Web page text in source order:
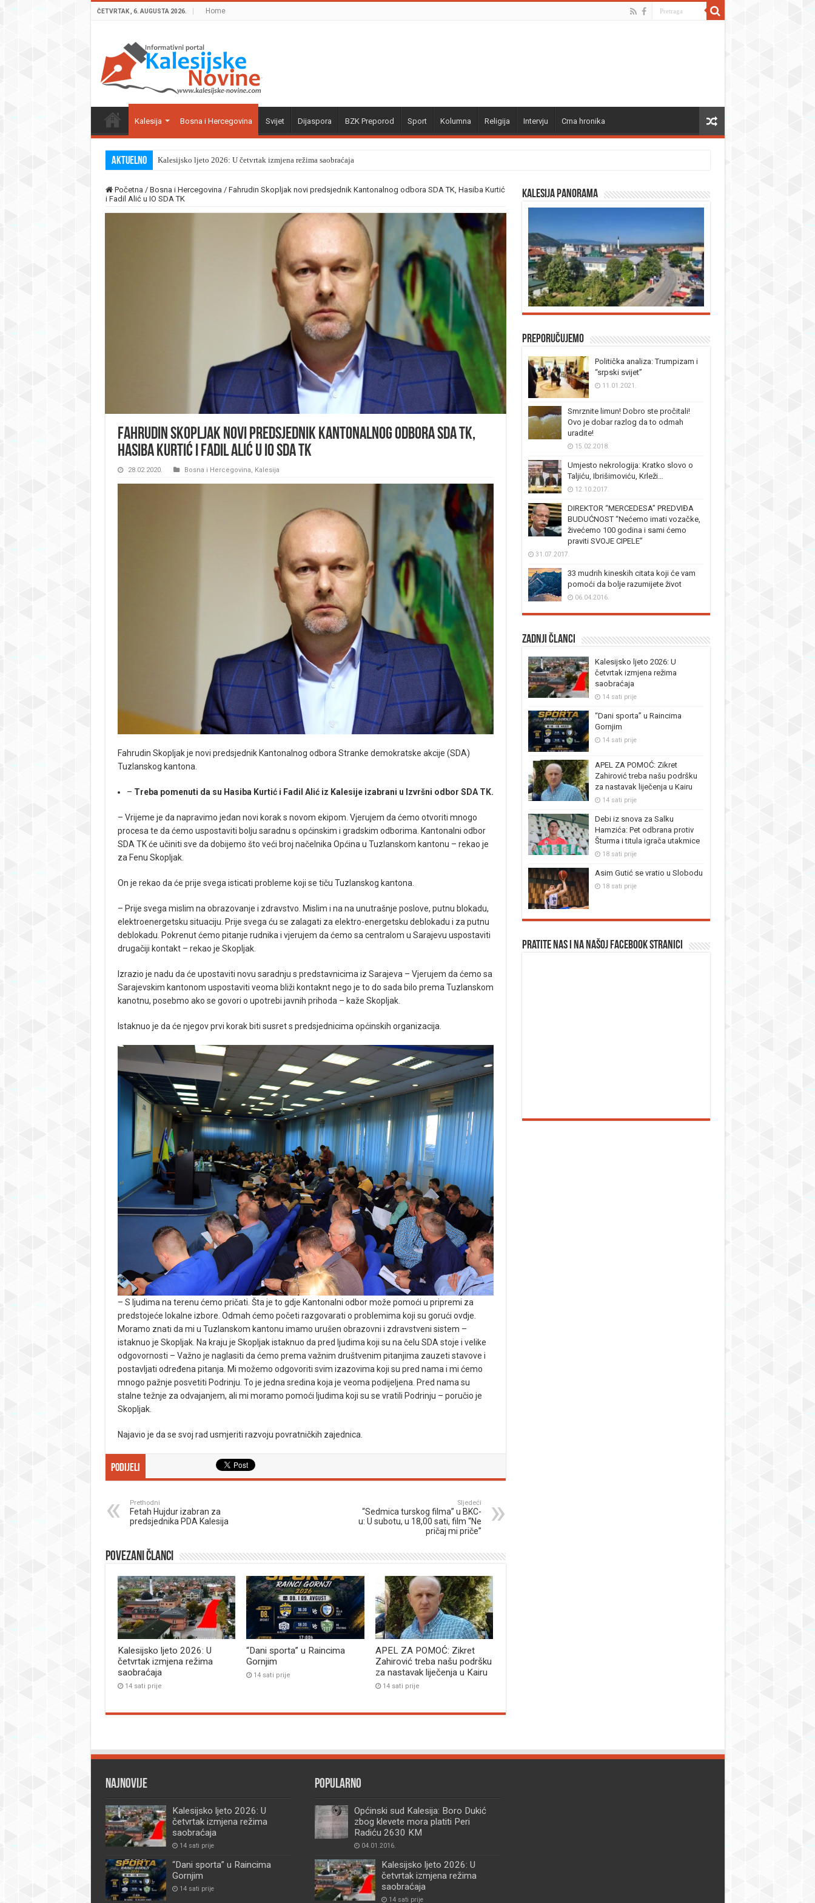
ČETVRTAK , 6. AUGUSTA 2026. Home
Kalesija Bosna i Hercegovina Svijet Dijaspora BZK Preporod Sport Kolumna Religija Intervju Crna hronika
Aktuelno Kalesijsko ljeto 2026: U četvrtak izmjena režima saobraćaja
Početna / Bosna i Hercegovina / Fahrudin Skopljak novi predsjednik Kantonalnog odbora SDA TK, Hasiba Kurtić
i Fadil Alić u IO SDA TK
Fahrudin Skopljak novi predsjednik Kantonalnog odbora SDA TK,
Hasiba Kurtić i Fadil Alić u IO SDA TK
28.02.2020. Bosna i Hercegovina, Kalesija
Fahrudin Skopljak je novi predsjednik Kantonalnog odbora Stranke demokratske akcije (SDA)
Tuzlanskog kantona.
– Treba pomenuti da su Hasiba Kurtić i Fadil Alić iz Kalesije izabrani u Izvršni odbor SDA TK.
– Vrijeme je da napravimo jedan novi korak s novom ekipom. Vjerujem da ćemo otvoriti mnogo
procesa te da ćemo uspostaviti bolju saradnu s općinskim i gradskim odborima. Kantonalni odbor
SDA TK će učiniti sve da dobijemo što veći broj načelnika Općina u Tuzlanskom kantonu – rekao je
za Fenu Skopljak.
On je rekao da će prije svega isticati probleme koji se tiču Tuzlanskog kantona.
– Prije svega mislim na obrazovanje i zdravstvo. Mislim i na na unutrašnje poslove, putnu blokadu,
elektroenergetsku situaciju. Prije svega ću se zalagati za elektro-energetsku deblokadu i za putnu
deblokadu. Pokrenut ćemo pitanje rudnika i vjerujem da ćemo sa centralom u Sarajevu uspostaviti
drugačiji kontakt – rekao je Skopljak.
Izrazio je nadu da će upostaviti novu saradnju s predstavnicima iz Sarajeva – Vjerujem da ćemo sa
Sarajevskim kantonom uspostaviti veoma bliži kontaknt nego je to do sada bilo prema Tuzlanskom
kanotnu, posebmo ako se govori o upotrebi javnih prihoda – kaže Skopljak.
Istaknuo je da će njegov prvi korak biti susret s predsjednicima općinskih organizacija.
– S ljudima na terenu ćemo pričati. Šta je to gdje Kantonalni odbor može pomoći u pripremi za
predstojeće lokalne izbore. Odmah ćemo početi razgovarati o problemima koji su gorući ovdje.
Moramo znati da mi u Tuzlanskom kantonu imamo urušen obrazovni i zdravstveni sistem –
istaknuo je Skopljak. Na kraju je Skopljak istaknuo da pred ljudima koji su na čelu SDA stoje i velike
odgovornosti – Važno je naglasiti da ćemo prema važnim društvenim pitanjima zauzeti stavove i
postavljati određena pitanja. Mi možemo odgovoriti svim izazovima koji su pred nama i mi ćemo
mnogo pažnje posvetiti Podrinju. To je jedna sredina koja je veoma podijeljena. Pred nama su
stalne težnje za odvajanjem, ali mi moramo pomoći ljudima koji su se vratili Podrinju – poručio je
Skopljak.
Najavio je da se svoj rad usmjeriti razvoju povratničkih zajednica.
Podijeli
Prethodni
Fetah Hujdur izabran za
predsjednika PDA Kalesija
Sljedeći
“Sedmica turskog filma” u BKC-
u: U subotu, u 18,00 sati, film “Ne
pričaj mi priče”
Povezani članci
Kalesijsko ljeto 2026: U
četvrtak izmjena režima
saobraćaja
14 sati prije
“Dani sporta” u Raincima
Gornjim
14 sati prije
APEL ZA POMOĆ: Zikret
Zahirović treba našu podršku
za nastavak liječenja u Kairu
14 sati prije
Kalesija panorama
Preporučujemo
Politička analiza: Trumpizam i
“srpski svijet”
11.01.2021.
Smrznite limun! Dobro ste pročitali!
Ovo je dobar razlog da to odmah
uradite!
15.02.2018.
Umjesto nekrologija: Kratko slovo o
Taljiću, Ibrišimoviću, Krleži…
12.10.2017.
DIREKTOR “MERCEDESA” PREDVIĐA
BUDUĆNOST “Nećemo imati vozačke,
živećemo 100 godina i sami ćemo
praviti SVOJE CIPELE”
31.07.2017.
33 mudrih kineskih citata koji će vam
pomoći da bolje razumijete život
06.04.2016.
Zadnji članci
Kalesijsko ljeto 2026: U
četvrtak izmjena režima
saobraćaja
14 sati prije
“Dani sporta” u Raincima
Gornjim
14 sati prije
APEL ZA POMOĆ: Zikret
Zahirović treba našu podršku
za nastavak liječenja u Kairu
14 sati prije
Debi iz snova za Salku
Hamzića: Pet odbrana protiv
Šturma i titula igrača utakmice
18 sati prije
Asim Gutić se vratio u Slobodu
18 sati prije
Pratite nas i na našoj facebook stranici
Najnovije
Kalesijsko ljeto 2026: U
četvrtak izmjena režima
saobraćaja
14 sati prije
“Dani sporta” u Raincima
Gornjim
14 sati prije
Popularno
Općinski sud Kalesija: Boro Dukić
zbog klevete mora platiti Peri
Radiću 2630 KM
04.01.2016.
Kalesijsko ljeto 2026: U
četvrtak izmjena režima
saobraćaja
14 sati prije